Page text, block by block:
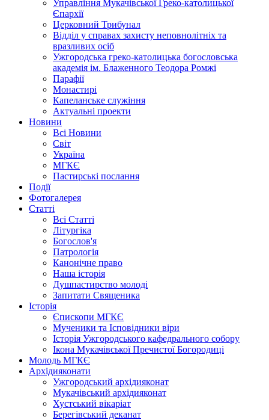
Управління Мукачівської Греко-католицької
Єпархії
Церковний Трибунал
Відділ у справах захисту неповнолітніх та
вразливих осіб
Ужгородська греко-католицька богословська
академія ім. Блаженного Теодора Ромжі
Парафії
Монастирі
Капеланське служіння
Актуальні проекти
Новини
Всі Новини
Світ
Україна
МГКЄ
Пастирські послання
Події
Фотогалерея
Статті
Всі Статті
Літургіка
Богослов'я
Патрологія
Канонічне право
Наша історія
Душпастирство молоді
Запитати Священика
Історія
Єпископи МГКЄ
Мученики та Ісповідники віри
Історія Ужгородського кафедрального собору
Ікона Мукачівської Пречистої Богородиці
Молодь МГКЄ
Архідияконати
Ужгородський архідияконат
Мукачівський архідияконат
Хустський вікаріат
Берегівський деканат